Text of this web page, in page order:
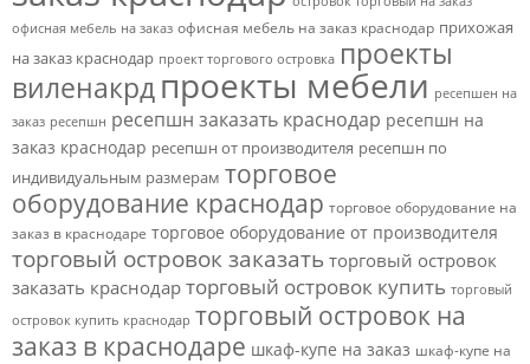
офисная мебель на заказ офисная мебель на заказ краснодар прихожая
на заказ краснодар проект торгового островка проекты
виленакрдпроекты мебели ресепшен на
заказ ресепшн ресепшн заказать краснодар ресепшн на
заказ краснодар ресепшн от производителя ресепшн по
индивидуальным размерам торговое
оборудование краснодар торговое оборудование на
заказ в краснодаре торговое оборудование от производителя
торговый островок заказать торговый островок
заказать краснодар торговый островок купить торговый
островок купить краснодар торговый островок на
заказ в краснодаре шкаф-купе на заказ шкаф-купе на